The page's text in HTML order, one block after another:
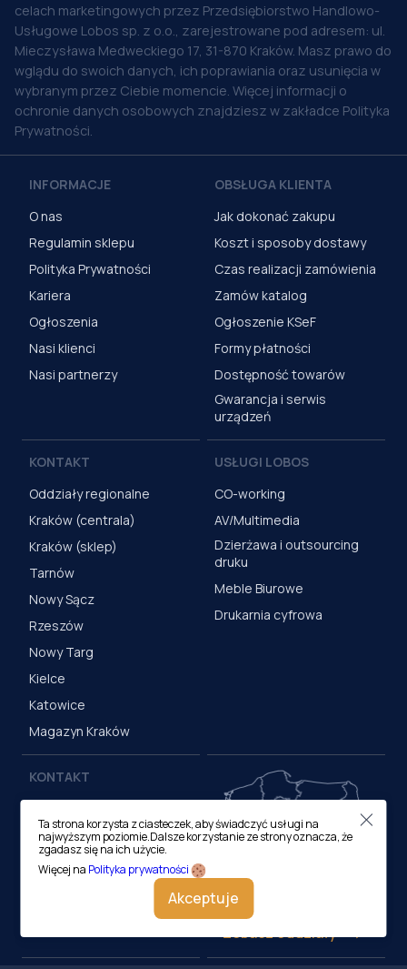
celach marketingowych przez Przedsiębiorstwo Handlowo-
Usługowe Lobos sp. z o.o., zarejestrowane pod adresem: ul.
Mieczysława Medweckiego 17, 31-870 Kraków. Masz prawo do
wglądu do swoich danych, ich poprawiania oraz usunięcia w
wybranym przez Ciebie momencie. Więcej informacji o
ochronie danych osobowych znajdziesz w zakładce Polityka
Prywatności.
INFORMACJE
O nas
Regulamin sklepu
Polityka Prywatności
Kariera
Ogłoszenia
Nasi klienci
Nasi partnerzy
OBSŁUGA KLIENTA
Jak dokonać zakupu
Koszt i sposoby dostawy
Czas realizacji zamówienia
Zamów katalog
Ogłoszenie KSeF
Formy płatności
Dostępność towarów
Gwarancja i serwis
urządzeń
KONTAKT
Oddziały regionalne
Kraków (centrala)
Kraków (sklep)
Tarnów
Nowy Sącz
Rzeszów
Nowy Targ
Kielce
Katowice
Magazyn Kraków
USŁUGI LOBOS
CO-working
AV/Multimedia
Dzierżawa i outsourcing
druku
Meble Biurowe
Drukarnia cyfrowa
KONTAKT
ul. M. Medweckiego 17, 31-
870 Kraków
tel.:12 413 20 00
biuro@lobos.pl
Zobacz oddziały
Ta strona korzysta z ciasteczek, aby świadczyć usługi na
najwyższym poziomie.Dalsze korzystanie ze strony oznacza, że
zgadasz się na ich użycie.
Więcej na Polityka prywatności
Akceptuje